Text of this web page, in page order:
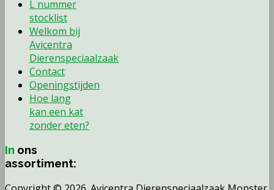
L nummer
stocklist
Welkom bij
Avicentra
Dierenspeciaalzaak
Contact
Openingstijden
Hoe lang
kan een kat
zonder eten?
In ons
assortiment: